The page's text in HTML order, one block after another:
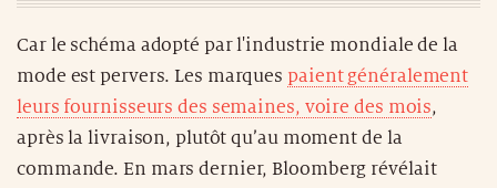
Car le schéma adopté par l'industrie mondiale de la
mode est pervers. Les marques paient généralement
leurs fournisseurs des semaines, voire des mois,
après la livraison, plutôt qu’au moment de la
commande. En mars dernier, Bloomberg révélait